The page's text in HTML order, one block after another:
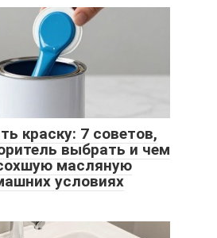
краску: 7 советов,
выбрать и чем
масляную
условиях